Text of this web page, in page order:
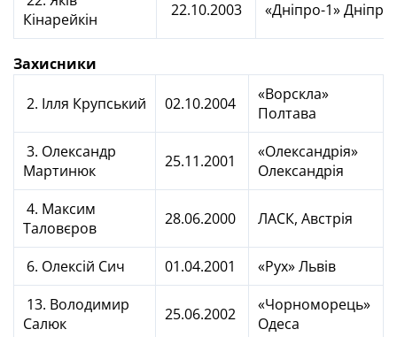
Кінарейкін
22.10.2003 «Дніпро-1» Дніпро
Захисники
2. Ілля Крупський 02.10.2004
«Ворскла»
Полтава
3. Олександр
Мартинюк
25.11.2001
«Олександрія»
Олександрія
4. Максим
Таловєров
28.06.2000 ЛАСК, Австрія
6. Олексій Сич 01.04.2001
«Рух» Львів
13. Володимир
Салюк
25.06.2002
«Чорноморець»
Одеса